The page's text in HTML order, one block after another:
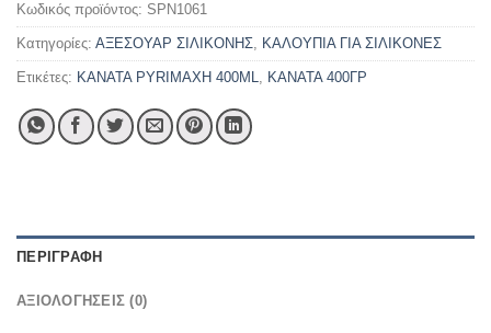
Κωδικός προϊόντος: SPN1061
Κατηγορίες: ΑΞΕΣΟΥΑΡ ΣΙΛΙΚΟΝΗΣ, ΚΑΛΟΥΠΙΑ ΓΙΑ ΣΙΛΙΚΟΝΕΣ
Ετικέτες: KANATA PYRIMAXH 400ML, ΚΑΝΑΤΑ 400ΓΡ
ΠΕΡΙΓΡΑΦΉ
ΑΞΙΟΛΟΓΉΣΕΙΣ (0)